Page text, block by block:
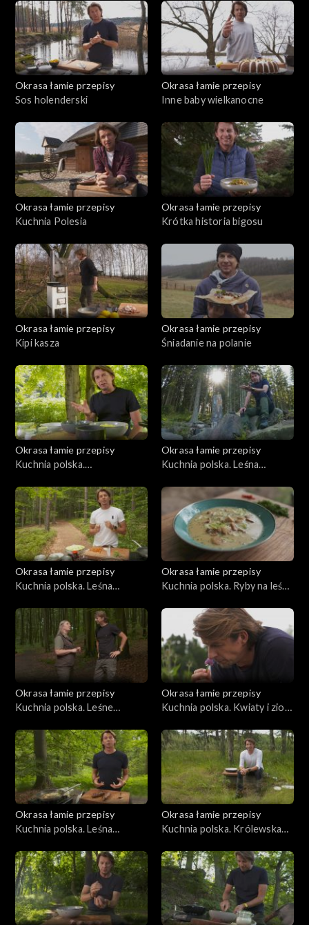
Okrasa łamie przepisy
Sos holenderski
Okrasa łamie przepisy
Inne baby wielkanocne
Okrasa łamie przepisy
Kuchnia Polesia
Okrasa łamie przepisy
Krótka historia bigosu
Okrasa łamie przepisy
Kipi kasza
Okrasa łamie przepisy
Śniadanie na polanie
Okrasa łamie przepisy
Kuchnia polska.
Okrasa łamie przepisy
Kuchnia polska. Leśna
Okrasa łamie przepisy
Kuchnia polska. Leśna
Okrasa łamie przepisy
Kuchnia polska. Ryby na leśny
Okrasa łamie przepisy
Kuchnia polska. Leśne
Okrasa łamie przepisy
Kuchnia polska. Kwiaty i zioła
Okrasa łamie przepisy
Kuchnia polska. Leśna
Okrasa łamie przepisy
Kuchnia polska. Królewska